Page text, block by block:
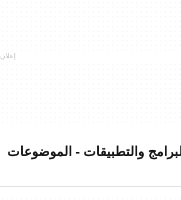
والتطبيقات - الموضوعات